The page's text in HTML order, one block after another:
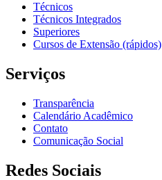
Técnicos
Técnicos Integrados
Superiores
Cursos de Extensão (rápidos)
Serviços
Transparência
Calendário Acadêmico
Contato
Comunicação Social
Redes Sociais